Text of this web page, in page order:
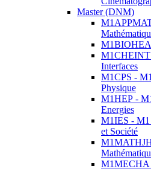
Master (DNM)
M1BIOHEA
M1CHEINT
Interfaces
M1CPS -
Physique
M1HEP -
Energies
M1IES - M1
et Société
M1MECHA